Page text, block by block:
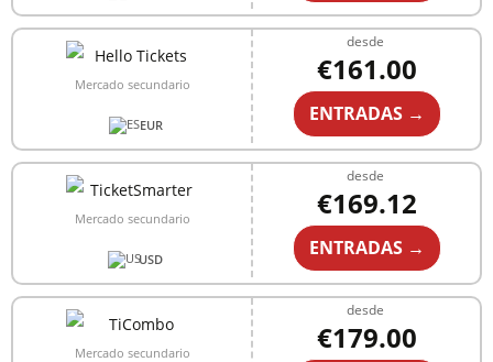
Mercado secundario
EUR
desde
€161.00
ENTRADAS →
Mercado secundario
USD
desde
€169.12
ENTRADAS →
Mercado secundario
desde
€179.00